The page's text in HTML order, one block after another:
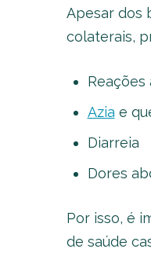
Apesar dos
colaterais,
Reações
Azia e
Diarreia
Dores
Por isso, é
de saúde